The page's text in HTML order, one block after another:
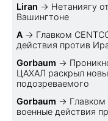
Liran → Нетаниягу
Вашингтоне
A → Главком
действия против
Gorbaum →
ЦАХАЛ раскрыл
подозреваемого
Gorbaum → Главком
военные действия